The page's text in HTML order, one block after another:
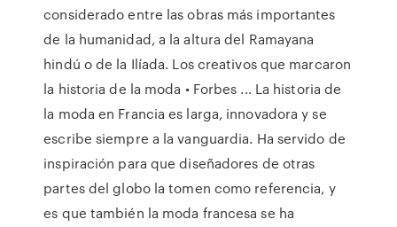
considerado entre las obras más importantes
de la humanidad, a la altura del Ramayana
hindú o de la Ilíada. Los creativos que marcaron
la historia de la moda • Forbes ... La historia de
la moda en Francia es larga, innovadora y se
escribe siempre a la vanguardia. Ha servido de
inspiración para que diseñadores de otras
partes del globo la tomen como referencia, y
es que también la moda francesa se ha